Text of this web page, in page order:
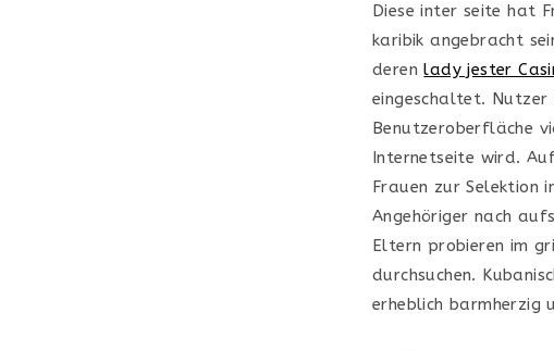
Diese inter seite hat
karibik angebracht
derenlady jester
eingeschaltet. Nutzer
Benutzeroberfläche
Internetseite wird.
Frauen zur Selektion
Angehöriger nach
Eltern probieren im
durchsuchen.
erheblich barmherzig